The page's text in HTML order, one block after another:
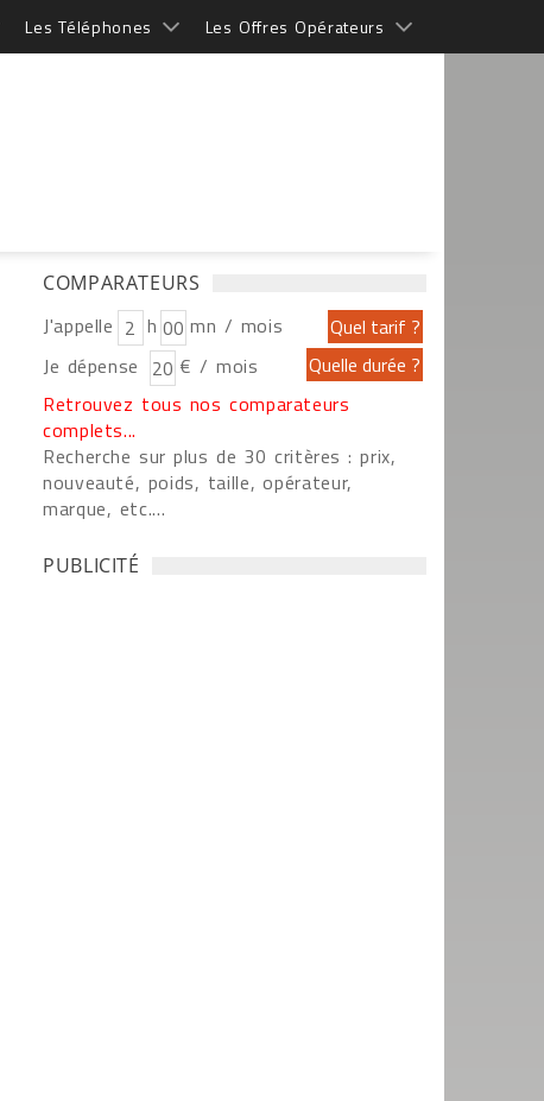
Les Téléphones Les Offres Opérateurs
COMPARATEURS
J'appelle h
mn / mois
Je dépense
€ / mois
Retrouvez tous nos comparateurs
complets...
Recherche sur plus de 30 critères : prix,
nouveauté, poids, taille, opérateur,
marque, etc....
PUBLICITÉ